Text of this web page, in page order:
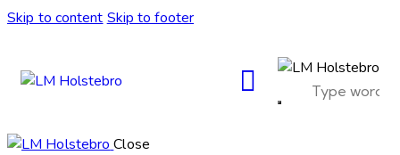
Skip to content Skip to footer
Close